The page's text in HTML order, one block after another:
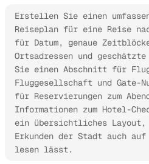
Erstellen Sie einen
Reiseplan für eine Reise
für Datum, genaue
Ortsadressen und
Sie einen Abschnitt für
Fluggesellschaft und Gate-
für Reservierungen zum
Informationen zum Hotel-
ein übersichtliches Layout,
Erkunden der Stadt auch
lesen lässt.